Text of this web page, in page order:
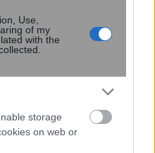
Use,
of my
with the
storage
on web or
του
απομακρύνεται